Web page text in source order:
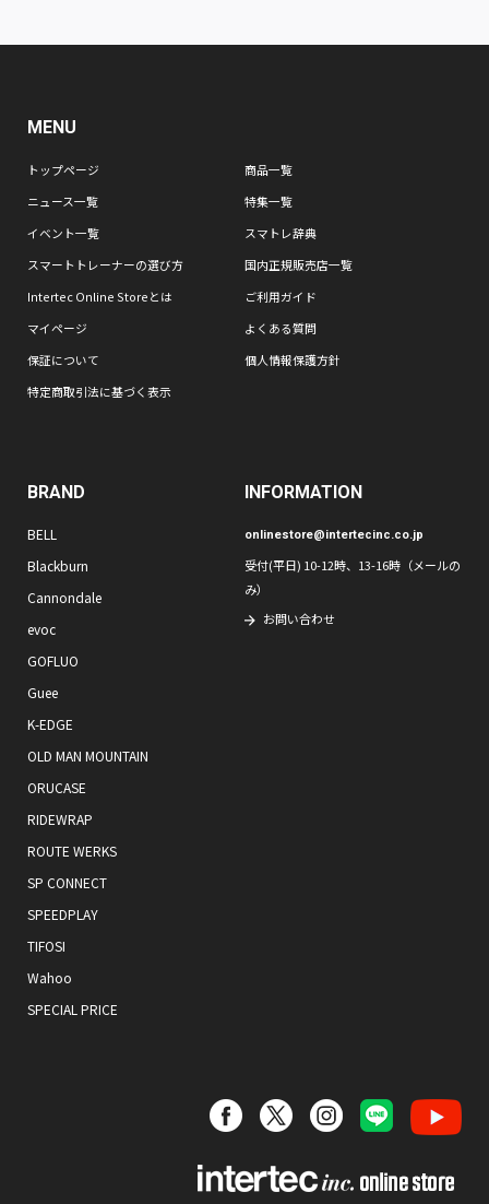
MENU
トップページ
商品一覧
ニュース一覧
特集一覧
イベント一覧
スマトレ辞典
スマートトレーナーの選び方
国内正規販売店一覧
Intertec Online Storeとは
ご利用ガイド
マイページ
よくある質問
保証について
個人情報保護方針
特定商取引法に基づく表示
BRAND
BELL
Blackburn
Cannondale
evoc
GOFLUO
Guee
K-EDGE
OLD MAN MOUNTAIN
ORUCASE
RIDEWRAP
ROUTE WERKS
SP CONNECT
SPEEDPLAY
TIFOSI
Wahoo
SPECIAL PRICE
INFORMATION
onlinestore@intertecinc.co.jp
受付(平日) 10-12時、13-16時（メールの
み）
お問い合わせ